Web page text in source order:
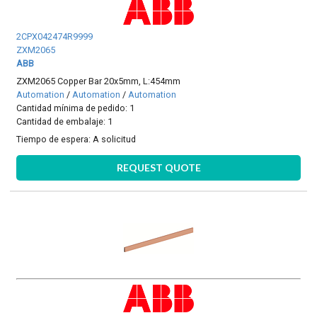
2CPX042474R9999
ZXM2065
ABB
ZXM2065 Copper Bar 20x5mm, L:454mm
Automation / Automation / Automation
Cantidad mínima de pedido: 1
Cantidad de embalaje: 1
Tiempo de espera:A solicitud
REQUEST QUOTE